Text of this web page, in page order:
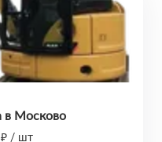
в Москово
₽ / шт